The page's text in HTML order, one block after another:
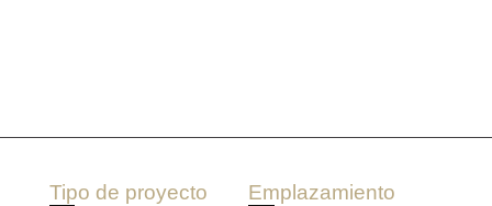
Tipo de proyecto
Emplazamiento